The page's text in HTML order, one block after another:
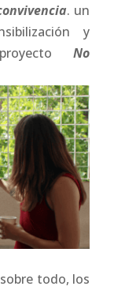
. un
y
No
todo, los